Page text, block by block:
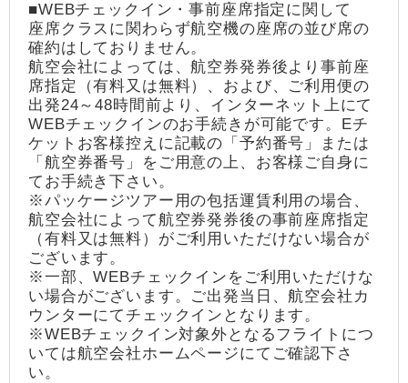
■WEBチェックイン・事前座席指定に関して
座席クラスに関わらず航空機の座席の並び席の
確約はしておりません。
航空会社によっては、航空券発券後より事前座
席指定（有料又は無料）、および、ご利用便の
出発24～48時間前より、インターネット上にて
WEBチェックインのお手続きが可能です。Eチ
ケットお客様控えに記載の「予約番号」または
「航空券番号」をご用意の上、お客様ご自身に
てお手続き下さい。
※パッケージツアー用の包括運賃利用の場合、
航空会社によって航空券発券後の事前座席指定
（有料又は無料）がご利用いただけない場合が
ございます。
※一部、WEBチェックインをご利用いただけな
い場合がございます。ご出発当日、航空会社カ
ウンターにてチェックインとなります。
※WEBチェックイン対象外となるフライトにつ
いては航空会社ホームページにてご確認下さ
い。